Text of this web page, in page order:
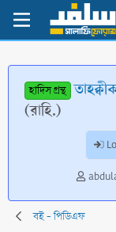
হাদিস গ্রন্থ
(রাহি.)
T
r
বই - পিডিএফ